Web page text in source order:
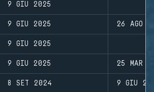
9 GIU 2025
9 GIU 2025 26 AGO
9 GIU 2025
9 GIU 2025 25 MAR
8 SET 2024 9 GIU